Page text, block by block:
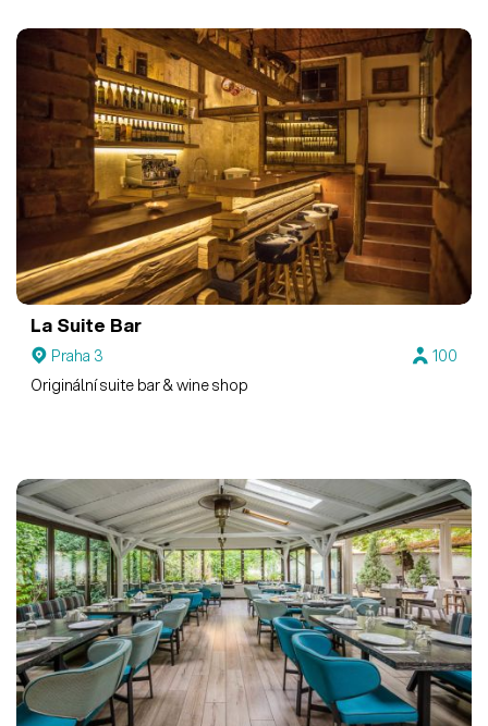
La Suite Bar
Praha 3
100
Originální suite bar & wine shop